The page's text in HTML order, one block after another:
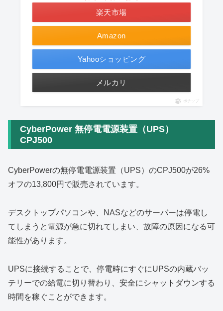
Amazon
楽天市場
Yahooショッピング
メルカリ
ポチップ
CyberPower 無停電電源装置（UPS）
CPJ500
CyberPowerの無停電電源装置（UPS）のCPJ500が26%
オフの13,800円で販売されています。
デスクトップパソコンや、NASなどのサーバーは停電し
てしまうと電源が急に切れてしまい、故障の原因になる可
能性があります。
UPSに接続することで、停電時にすぐにUPSの内蔵バッ
テリーでの給電に切り替わり、安全にシャットダウンする
時間を稼ぐことができます。